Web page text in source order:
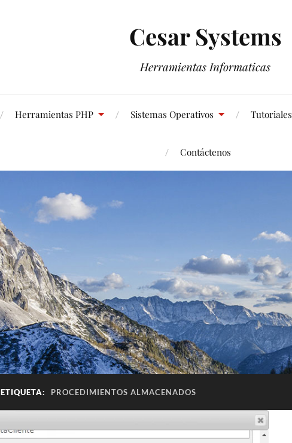
Cesar Systems
Herramientas Informaticas
Herramientas PHP Sistemas Operativos Tutoriales
Contáctenos
ETIQUETA: PROCEDIMIENTOS ALMACENADOS